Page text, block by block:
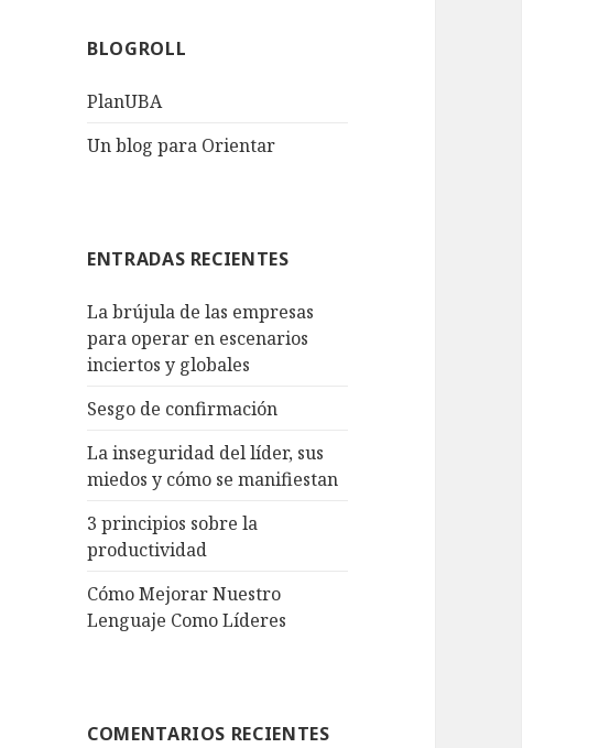
BLOGROLL
PlanUBA
Un blog para Orientar
ENTRADAS RECIENTES
La brújula de las empresas
para operar en escenarios
inciertos y globales
Sesgo de confirmación
La inseguridad del líder, sus
miedos y cómo se manifiestan
3 principios sobre la
productividad
Cómo Mejorar Nuestro
Lenguaje Como Líderes
COMENTARIOS RECIENTES